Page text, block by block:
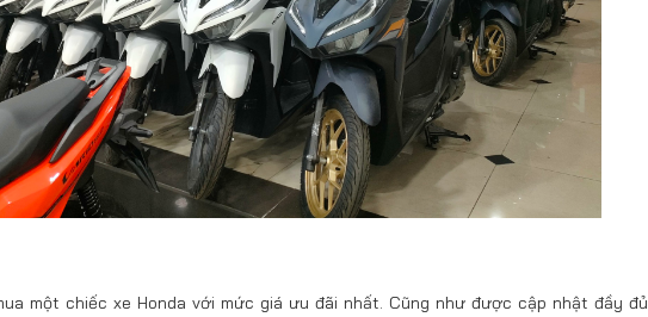
một chiếc xe Honda với mức giá ưu đãi nhất. Cũng như được cập nhật đầy đủ